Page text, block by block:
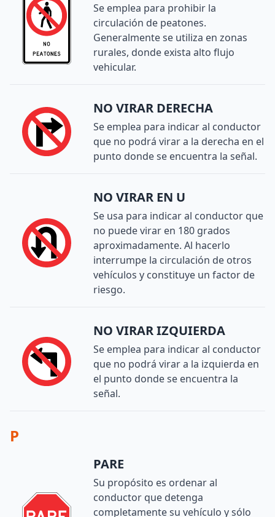
Se emplea para prohibir la
circulación de peatones.
Generalmente se utiliza en zonas
rurales, donde exista alto flujo
vehicular.
NO VIRAR DERECHA
Se emplea para indicar al conductor
que no podrá virar a la derecha en el
punto donde se encuentra la señal.
NO VIRAR EN U
Se usa para indicar al conductor que
no puede virar en 180 grados
aproximadamente. Al hacerlo
interrumpe la circulación de otros
vehículos y constituye un factor de
riesgo.
NO VIRAR IZQUIERDA
Se emplea para indicar al conductor
que no podrá virar a la izquierda en
el punto donde se encuentra la
señal.
P
PARE
Su propósito es ordenar al
conductor que detenga
completamente su vehículo y sólo